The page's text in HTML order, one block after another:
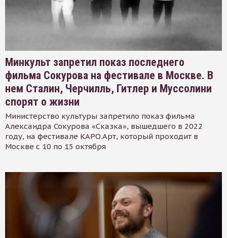
Минкульт запретил показ последнего
фильма Сокурова на фестивале в Москве. В
нем Сталин, Черчилль, Гитлер и Муссолини
спорят о жизни
Министерство культуры запретило показ фильма
Александра Сокурова «Сказка», вышедшего в 2022
году, на фестивале КАРО.Арт, который проходит в
Москве с 10 по 15 октября